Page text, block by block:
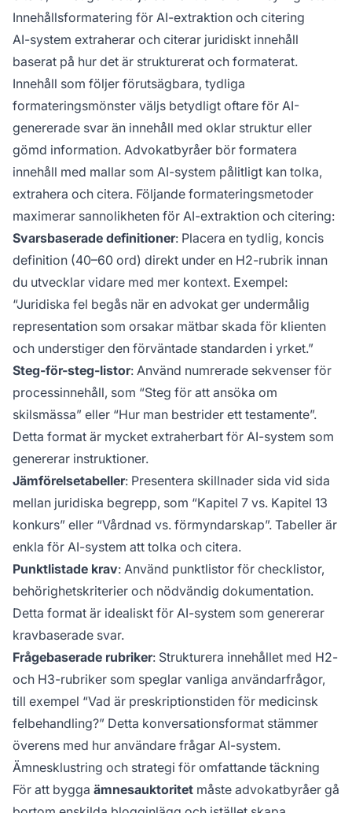
Innehållsformatering för AI-extraktion och citering
AI-system extraherar och citerar juridiskt innehåll
baserat på hur det är strukturerat och formaterat.
Innehåll som följer förutsägbara, tydliga
formateringsmönster väljs betydligt oftare för AI-
genererade svar än innehåll med oklar struktur eller
gömd information. Advokatbyråer bör formatera
innehåll med mallar som AI-system pålitligt kan tolka,
extrahera och citera. Följande formateringsmetoder
maximerar sannolikheten för AI-extraktion och citering:
Svarsbaserade definitioner: Placera en tydlig, koncis
definition (40–60 ord) direkt under en H2-rubrik innan
du utvecklar vidare med mer kontext. Exempel:
“Juridiska fel begås när en advokat ger undermålig
representation som orsakar mätbar skada för klienten
och understiger den förväntade standarden i yrket.”
Steg-för-steg-listor: Använd numrerade sekvenser för
processinnehåll, som “Steg för att ansöka om
skilsmässa” eller “Hur man bestrider ett testamente”.
Detta format är mycket extraherbart för AI-system som
genererar instruktioner.
Jämförelsetabeller: Presentera skillnader sida vid sida
mellan juridiska begrepp, som “Kapitel 7 vs. Kapitel 13
konkurs” eller “Vårdnad vs. förmyndarskap”. Tabeller är
enkla för AI-system att tolka och citera.
Punktlistade krav: Använd punktlistor för checklistor,
behörighetskriterier och nödvändig dokumentation.
Detta format är idealiskt för AI-system som genererar
kravbaserade svar.
Frågebaserade rubriker: Strukturera innehållet med H2-
och H3-rubriker som speglar vanliga användarfrågor,
till exempel “Vad är preskriptionstiden för medicinsk
felbehandling?” Detta konversationsformat stämmer
överens med hur användare frågar AI-system.
Ämnesklustring och strategi för omfattande täckning
För att bygga ämnesauktoritet måste advokatbyråer gå